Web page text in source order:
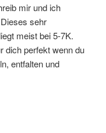
mir und ich
sehr
meist bei 5-7K.
dich perfekt wenn du
entfalten und